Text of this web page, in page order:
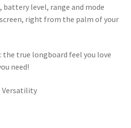
battery level, range and mode
right from the palm of your
the true longboard feel you love
need!
Versatility